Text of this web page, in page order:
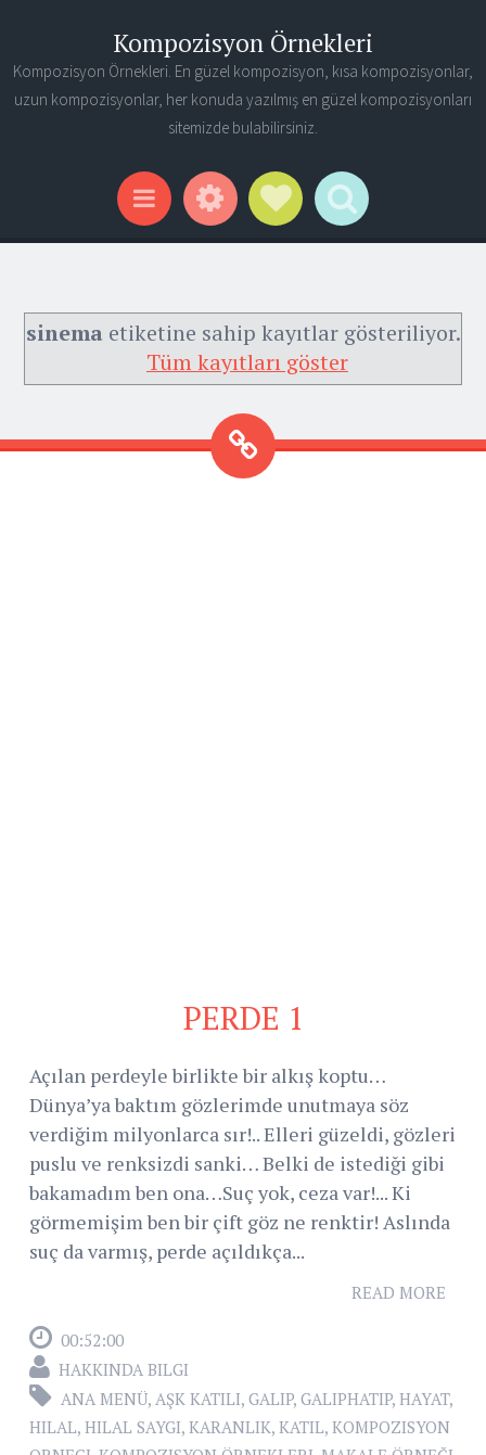
Kompozisyon Örnekleri
Kompozisyon Örnekleri. En güzel kompozisyon, kısa kompozisyonlar,
uzun kompozisyonlar, her konuda yazılmış en güzel kompozisyonları
sitemizde bulabilirsiniz.
Menu WidgetsSocial Links
Search
sinema etiketine sahip kayıtlar gösteriliyor.
Tüm kayıtları göster
PERDE 1
Açılan perdeyle birlikte bir alkış koptu…
Dünya’ya baktım gözlerimde unutmaya söz
verdiğim milyonlarca sır!.. Elleri güzeldi, gözleri
puslu ve renksizdi sanki… Belki de istediği gibi
bakamadım ben ona…Suç yok, ceza var!... Ki
görmemişim ben bir çift göz ne renktir! Aslında
suç da varmış, perde açıldıkça...
READ MORE
00:52:00
HAKKINDA BILGI
ANA MENÜ, AŞK KATILI, GALIP, GALIPHATIP, HAYAT,
HILAL, HILAL SAYGI, KARANLIK, KATIL, KOMPOZISYON